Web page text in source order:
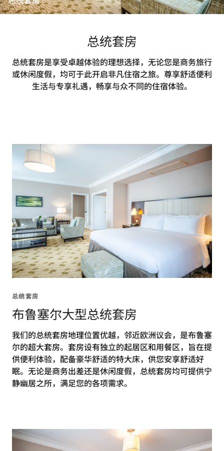
总统套房
总统套房是享受卓越体验的理想选择，无论您是商务旅行
或休闲度假，均可于此开启非凡住宿之旅。尊享舒适便利
生活与专享礼遇，畅享与众不同的住宿体验。
总统套房
布鲁塞尔大型总统套房
我们的总统套房地理位置优越，邻近欧洲议会，是布鲁塞
尔的超大套房。套房设有独立的起居区和用餐区，旨在提
供便利体验，配备豪华舒适的特大床，供您安享舒适好
眠。无论是商务出差还是休闲度假，总统套房均可提供宁
静幽居之所，满足您的各项需求。